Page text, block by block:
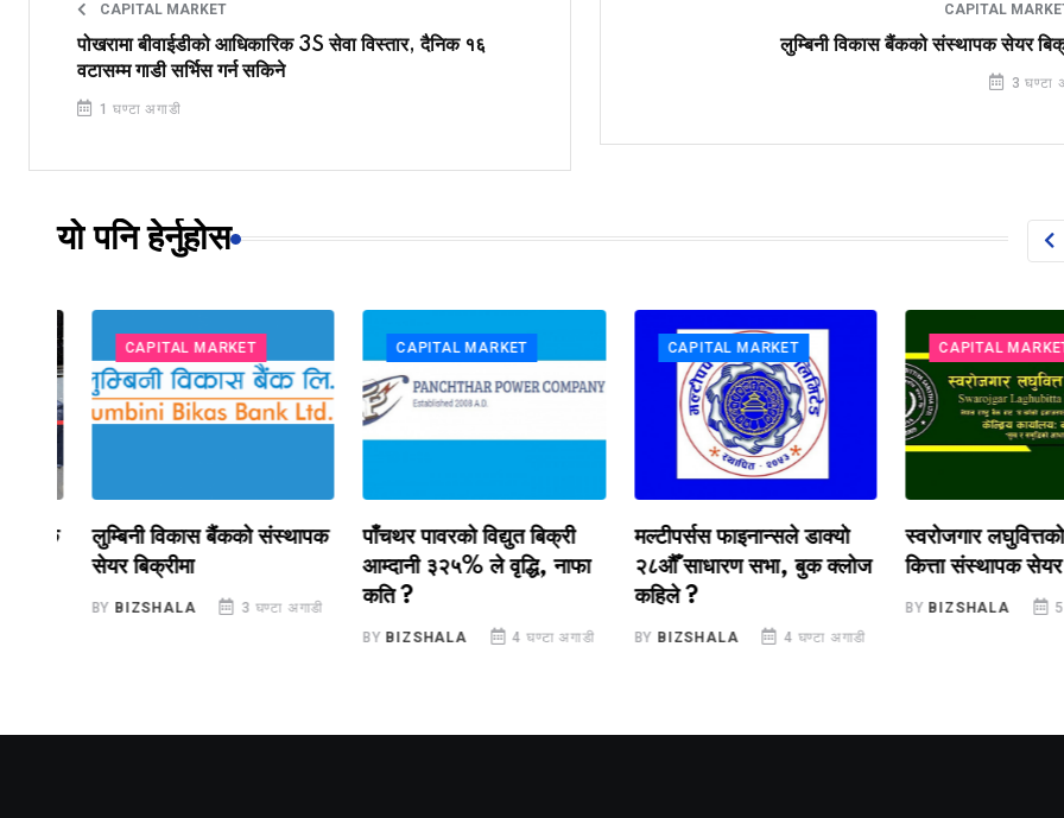
CAPITAL MARKET
पोखरामा बीवाईडीको आधिकारिक 3S सेवा विस्तार, दैनिक १६
वटासम्म गाडी सर्भिस गर्न सकिने
1 घण्टा अगाडी
CAPITAL
लुम्बिनी विकास बैंकको संस्थापक सेयर
3 घण्टा
यो पनि हेर्नुहोस
CAPITAL MARKET
लुम्बिनी विकास बैंकको संस्थापक
सेयर बिक्रीमा
BIZSHALA 3 घण्टा अगाडी
CAPITAL MARKET
पाँचथर पावरको विद्युत बिक्री
आम्दानी ३२५% ले वृद्धि, नाफा
कति ?
BIZSHALA 4 घण्टा अगाडी
CAPITAL MARKET
मल्टीपर्सस फाइनान्सले डाक्यो
२८औँ साधारण सभा, बुक क्लोज
कहिले ?
BIZSHALA 4 घण्टा अगाडी
CAPITAL MARKET
स्वरोजगार लघुवित्तको
कित्ता संस्थापक सेयर
BIZSHALA 5